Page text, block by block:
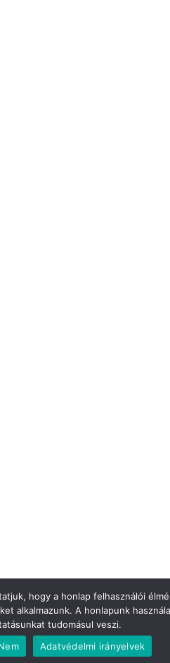
hogy a honlap felhasználói
alkalmazunk. A honlapunk
tudomásul veszi.
Adatvédelmi irányelvek